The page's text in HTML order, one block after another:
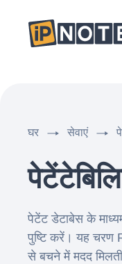
घर सेवाएं
पेटेंट डेटाबेस के
पुष्टि करें। यह चरण
से बचने में मदद